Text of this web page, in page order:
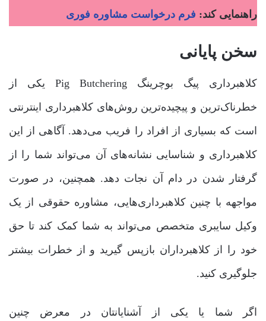
راهنمایی کند: فرم درخواست مشاوره فوری
سخن پایانی
کلاهبرداری پیگ بوچرینگ Pig Butchering یکی از
خطرناک‌ترین و پیچیده‌ترین روش‌های کلاهبرداری اینترنتی
است که بسیاری از افراد را فریب می‌دهد. آگاهی از این
کلاهبرداری و شناسایی نشانه‌های آن می‌تواند شما را از
گرفتار شدن در دام آن نجات دهد. همچنین، در صورت
مواجهه با چنین کلاهبرداری‌هایی، مشاوره حقوقی از یک
وکیل سایبری متخصص می‌تواند به شما کمک کند تا حق
خود را از کلاهبرداران بازپس گیرید و از خطرات بیشتر
جلوگیری کنید.
اگر شما یا یکی از آشنایانتان در معرض چنین